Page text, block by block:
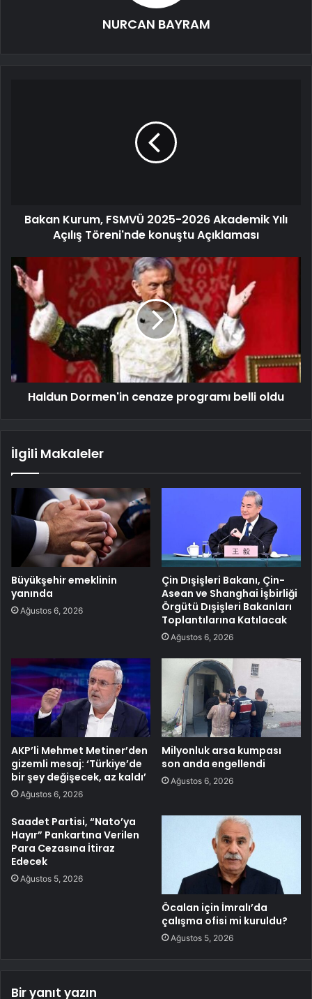
NURCAN BAYRAM
Bakan Kurum, FSMVÜ 2025-2026 Akademik Yılı
Açılış Töreni'nde konuştu Açıklaması
Haldun Dormen'in cenaze programı belli oldu
İlgili Makaleler
Büyükşehir emeklinin
yanında
Ağustos 6, 2026
Çin Dışişleri Bakanı, Çin-
Asean ve Shanghai İşbirliği
Örgütü Dışişleri Bakanları
Toplantılarına Katılacak
Ağustos 6, 2026
AKP’li Mehmet Metiner’den
gizemli mesaj: ‘Türkiye’de
bir şey değişecek, az kaldı’
Ağustos 6, 2026
Milyonluk arsa kumpası
son anda engellendi
Ağustos 6, 2026
Saadet Partisi, “Nato’ya
Hayır” Pankartına Verilen
Para Cezasına İtiraz
Edecek
Ağustos 5, 2026
Öcalan için İmralı’da
çalışma ofisi mi kuruldu?
Ağustos 5, 2026
Bir yanıt yazın